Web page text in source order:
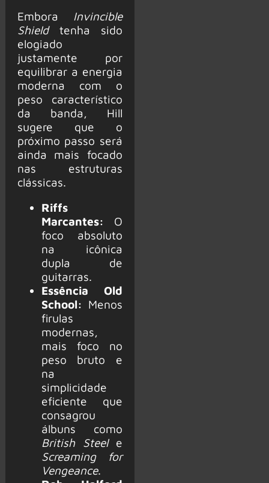
Embora Invincible
Shieldtenha sido
elogiado
justamente por
equilibrar a energia
moderna com o
peso característico
da banda, Hill
sugere que o
próximo passo será
ainda mais focado
nas estruturas
clássicas.
Riffs
Marcantes: O
foco absoluto
na icônica
dupla de
guitarras.
Essência Old
School: Menos
firulas
modernas,
mais foco no
peso bruto e
na
simplicidade
eficiente que
consagrou
álbuns como
British Steele
Screaming for
Vengeance.